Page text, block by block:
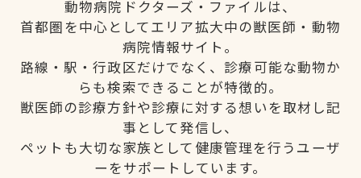
動物病院ドクターズ・ファイルは、
首都圏を中心としてエリア拡大中の獣医師・動物
病院情報サイト。
路線・駅・行政区だけでなく、診療可能な動物か
らも検索できることが特徴的。
獣医師の診療方針や診療に対する想いを取材し記
事として発信し、
ペットも大切な家族として健康管理を行うユーザ
ーをサポートしています。